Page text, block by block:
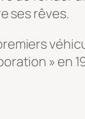
ses rêves.
» en